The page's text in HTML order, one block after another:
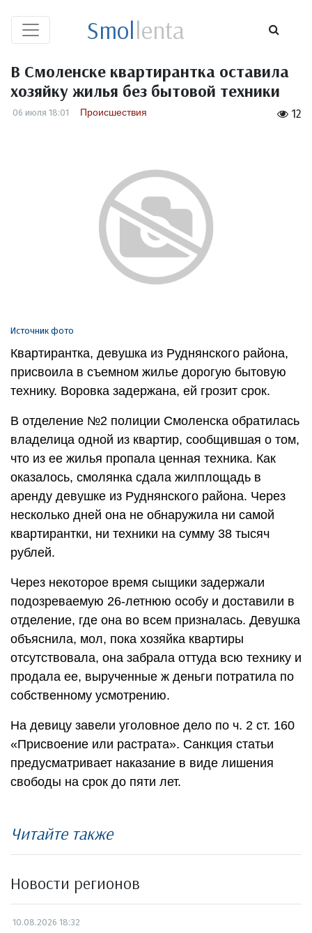
Smollenta
В Смоленске квартирантка оставила
хозяйку жилья без бытовой техники
12
06 июля 18:01 Происшествия
Источник фото
Квартирантка, девушка из Руднянского района,
присвоила в съемном жилье дорогую бытовую
технику. Воровка задержана, ей грозит срок.
В отделение №2 полиции Смоленска обратилась
владелица одной из квартир, сообщившая о том,
что из ее жилья пропала ценная техника. Как
оказалось, смолянка сдала жилплощадь в
аренду девушке из Руднянского района. Через
несколько дней она не обнаружила ни самой
квартирантки, ни техники на сумму 38 тысяч
рублей.
Через некоторое время сыщики задержали
подозреваемую 26-летнюю особу и доставили в
отделение, где она во всем призналась. Девушка
объяснила, мол, пока хозяйка квартиры
отсутствовала, она забрала оттуда всю технику и
продала ее, вырученные ж деньги потратила по
собственному усмотрению.
На девицу завели уголовное дело по ч. 2 ст. 160
«Присвоение или растрата». Санкция статьи
предусматривает наказание в виде лишения
свободы на срок до пяти лет.
Читайте также
Новости регионов
10.08.2026 18:32